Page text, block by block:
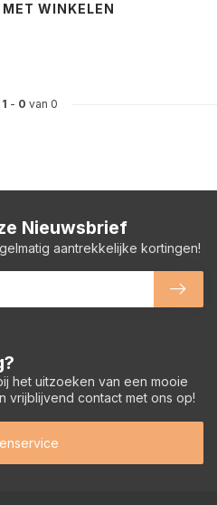
WINKELEN
1 - 0 van 0
het uitzoeken van een mooie
vrijblijvend contact met ons op!
Nieuwsbrief
aantrekkelijke kortingen!